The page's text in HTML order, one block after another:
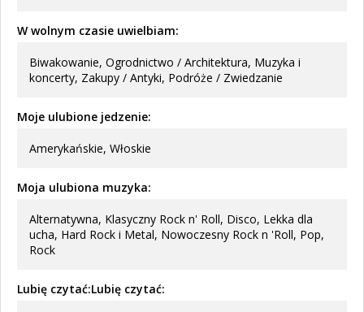
W wolnym czasie uwielbiam:
Biwakowanie, Ogrodnictwo / Architektura, Muzyka i
koncerty, Zakupy / Antyki, Podróże / Zwiedzanie
Moje ulubione jedzenie:
Amerykańskie, Włoskie
Moja ulubiona muzyka:
Alternatywna, Klasyczny Rock n' Roll, Disco, Lekka dla
ucha, Hard Rock i Metal, Nowoczesny Rock n 'Roll, Pop,
Rock
Lubię czytać:Lubię czytać: